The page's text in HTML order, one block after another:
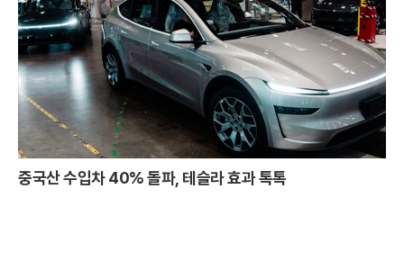
중국산 수입차 40% 돌파, 테슬라 효과 톡톡